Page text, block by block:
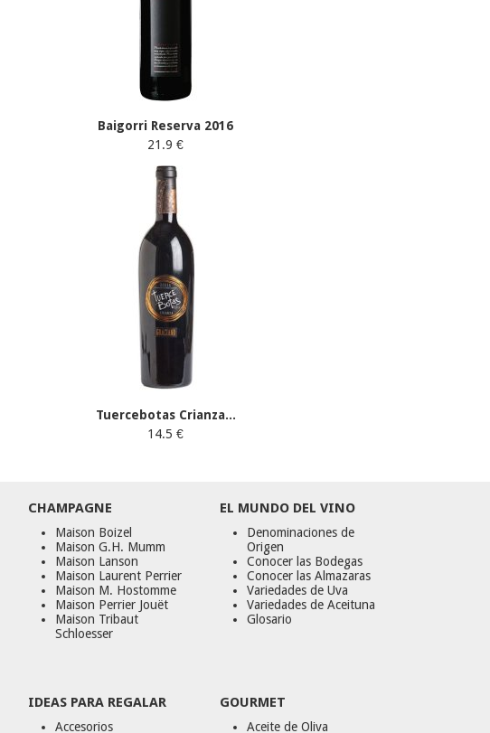
Baigorri Reserva 2016
21.9 €
Tuercebotas Crianza...
14.5 €
CHAMPAGNE
Maison Boizel
Maison G.H. Mumm
Maison Lanson
Maison Laurent Perrier
Maison M. Hostomme
Maison Perrier Jouët
Maison Tribaut
Schloesser
EL MUNDO DEL VINO
Denominaciones de
Origen
Conocer las Bodegas
Conocer las Almazaras
Variedades de Uva
Variedades de Aceituna
Glosario
IDEAS PARA REGALAR
Accesorios
GOURMET
Aceite de Oliva